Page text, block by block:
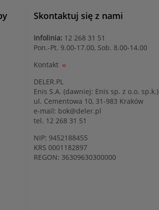
Skontaktuj się z nami
Infolinia: 12 268 31 51
Pon.-Pt. 9.00-17.00, Sob. 8.00-14.00
Kontakt
DELER.PL
Enis S.A. (dawniej: Enis sp. z o.o. sp.k.)
ul. Cementowa 10, 31-983 Kraków
e-mail: bok@deler.pl
tel. 12 268 31 51
NIP: 9452188455
KRS 0001182897
REGON: 36309630300000